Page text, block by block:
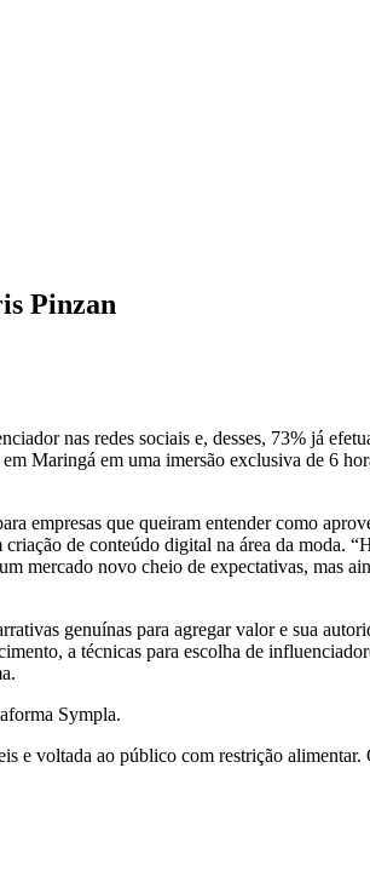
Pinzan
nas redes sociais e, desses, 73% já
Maringá em uma imersão exclusiva de 6
empresas que queiram entender como
de conteúdo digital na área da moda.
mercado novo cheio de expectativas, mas
genuínas para agregar valor e sua
a técnicas para escolha de
Sympla.
e voltada ao público com restrição alimentar.